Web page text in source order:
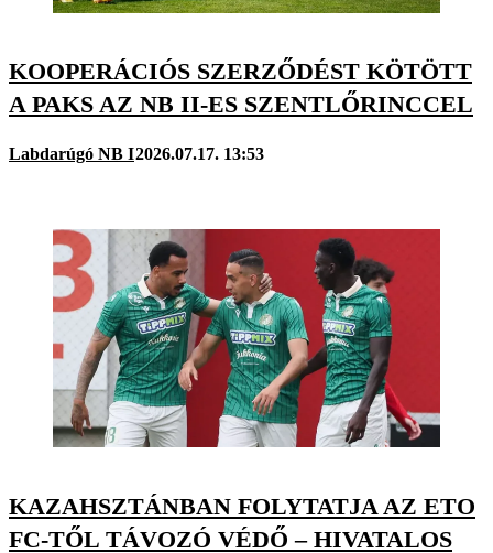
KOOPERÁCIÓS SZERZŐDÉST KÖTÖTT
A PAKS AZ NB II-ES SZENTLŐRINCCEL
Labdarúgó NB I2026.07.17. 13:53
KAZAHSZTÁNBAN FOLYTATJA AZ ETO
FC-TŐL TÁVOZÓ VÉDŐ – HIVATALOS